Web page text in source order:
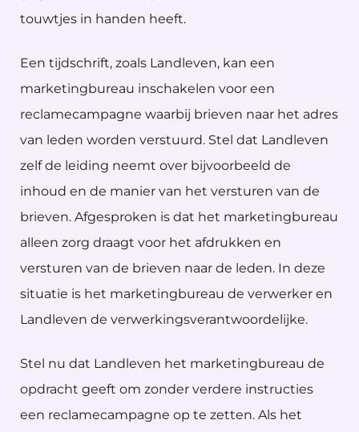
touwtjes in handen heeft.
Een tijdschrift, zoals Landleven, kan een
marketingbureau inschakelen voor een
reclamecampagne waarbij brieven naar het adres
van leden worden verstuurd. Stel dat Landleven
zelf de leiding neemt over bijvoorbeeld de
inhoud en de manier van het versturen van de
brieven. Afgesproken is dat het marketingbureau
alleen zorg draagt voor het afdrukken en
versturen van de brieven naar de leden. In deze
situatie is het marketingbureau de verwerker en
Landleven de verwerkingsverantwoordelijke.
Stel nu dat Landleven het marketingbureau de
opdracht geeft om zonder verdere instructies
een reclamecampagne op te zetten. Als het